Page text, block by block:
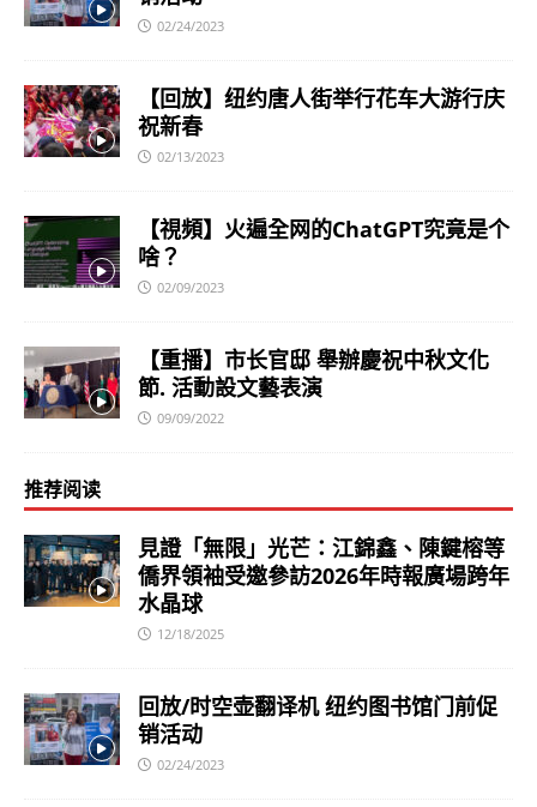
02/24/2023
【回放】纽约唐人街举行花车大游行庆
祝新春
02/13/2023
【視頻】火遍全网的ChatGPT究竟是个
啥？
02/09/2023
【重播】市长官邸 舉辦慶祝中秋文化
節. 活動設文藝表演
09/09/2022
推荐阅读
見證「無限」光芒：江錦鑫、陳鍵榕等
僑界領袖受邀參訪2026年時報廣場跨年
水晶球
12/18/2025
回放/时空壶翻译机 纽约图书馆门前促
销活动
02/24/2023